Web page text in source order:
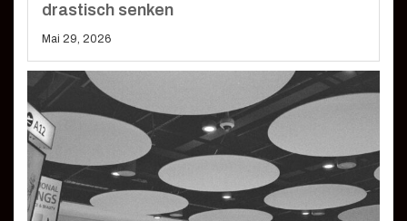
drastisch senken
Mai 29, 2026